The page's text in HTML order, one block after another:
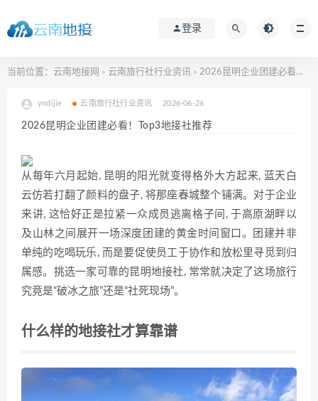
登录
当前位置： 云南地接网 > 云南旅行社行业资讯 > 2026昆明企业团建必看！Top3地接社推荐
yndijie 云南旅行社行业资讯 2026-06-26
2026昆明企业团建必看！Top3地接社推荐
从每年六月起始, 昆明的阳光就变得格外大方起来, 蓝天白
云仿若打翻了颜料的盘子, 将那座春城整个铺满。对于企业
来讲, 这恰好正是拉紧一众成员逃离格子间, 于高原湖畔以
及山林之间展开一场深度团建的黄金时间窗口。团建并非
单纯的吃喝玩乐, 而是要促使员工于协作和放松里寻觅到归
属感。挑选一家可靠的昆明地接社, 常常就决定了这场旅行
究竟是“破冰之旅”还是“社死现场”。
什么样的地接社才算靠谱